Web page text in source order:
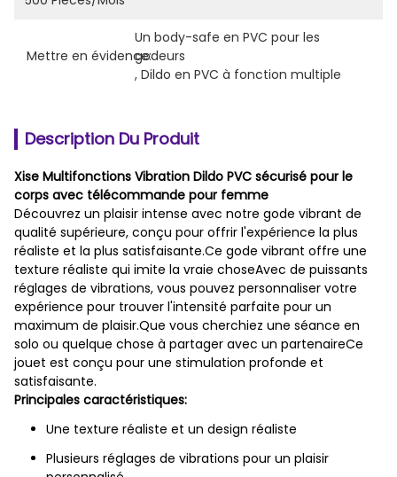
Mettre en évidence:
Un body-safe en PVC pour les
godeurs
, Dildo en PVC à fonction multiple
Description Du Produit
Xise Multifonctions Vibration Dildo PVC sécurisé pour le
corps avec télécommande pour femme
Découvrez un plaisir intense avec notre gode vibrant de
qualité supérieure, conçu pour offrir l'expérience la plus
réaliste et la plus satisfaisante.Ce gode vibrant offre une
texture réaliste qui imite la vraie choseAvec de puissants
réglages de vibrations, vous pouvez personnaliser votre
expérience pour trouver l'intensité parfaite pour un
maximum de plaisir.Que vous cherchiez une séance en
solo ou quelque chose à partager avec un partenaireCe
jouet est conçu pour une stimulation profonde et
satisfaisante.
Principales caractéristiques:
Une texture réaliste et un design réaliste
Plusieurs réglages de vibrations pour un plaisir